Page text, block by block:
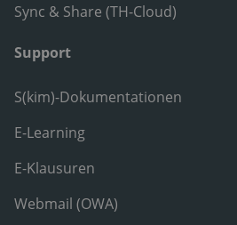
Sync & Share (TH-Cloud)
Support
S(kim)-Dokumentationen
E-Learning
E-Klausuren
Webmail (OWA)